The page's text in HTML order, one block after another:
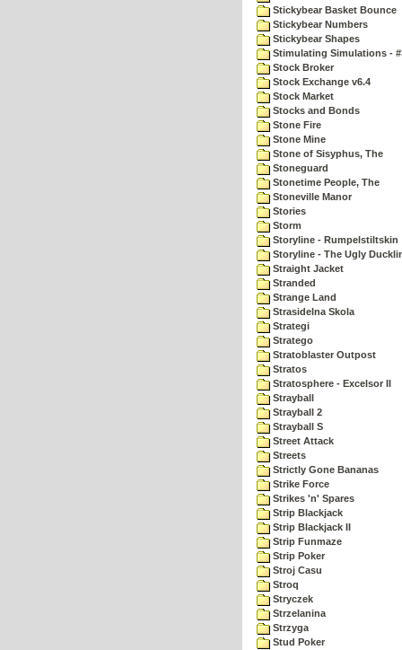
Stickybear Basket Bounce
Stickybear Numbers
Stickybear Shapes
Stimulating Simulations -
Stock Broker
Stock Exchange v6.4
Stock Market
Stocks and Bonds
Stone Fire
Stone Mine
Stone of Sisyphus, The
Stoneguard
Stonetime People, The
Stoneville Manor
Stories
Storm
Storyline - Rumpelstiltskin
Storyline - The Ugly
Straight Jacket
Stranded
Strange Land
Strasidelna Skola
Strategi
Stratego
Stratoblaster Outpost
Stratos
Stratosphere - Excelsor II
Strayball
Strayball 2
Strayball S
Street Attack
Streets
Strictly Gone Bananas
Strike Force
Strikes 'n' Spares
Strip Blackjack
Strip Blackjack II
Strip Funmaze
Strip Poker
Stroj Casu
Stroq
Stryczek
Strzelanina
Strzyga
Stud Poker